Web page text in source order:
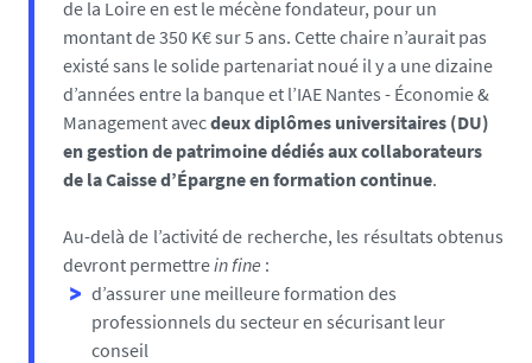
de la Loire en est le mécène fondateur, pour un
montant de 350 K€ sur 5 ans. Cette chaire n’aurait pas
existé sans le solide partenariat noué il y a une dizaine
d’années entre la banque et l’IAE Nantes - Économie &
Management avecdeux diplômes universitaires (DU)
en gestion de patrimoinedédiés aux collaborateurs
de la Caisse d’Épargne en formation continue.
Au-delà de l’activité de recherche, les résultats obtenus
devront permettrein fine :
d’assurer une meilleure formation des
professionnels du secteur en sécurisant leur
conseil